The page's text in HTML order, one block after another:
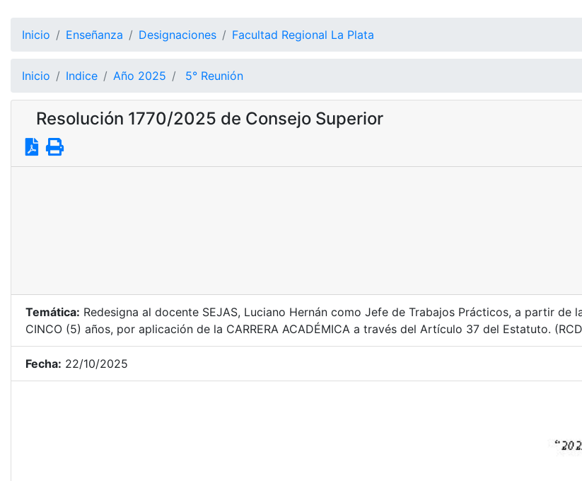
Inicio Enseñanza Designaciones Facultad Regional La Plata
Inicio Indice Año 2025 5° Reunión
Resolución 1770/2025 de Consejo Superior
Temática: Redesigna al docente SEJAS, Luciano Hernán como Jefe de Trabajos Prácticos, a partir
CINCO (5) años, por aplicación de la CARRERA ACADÉMICA a través del Artículo 37 del Estatuto.
Fecha: 22/10/2025